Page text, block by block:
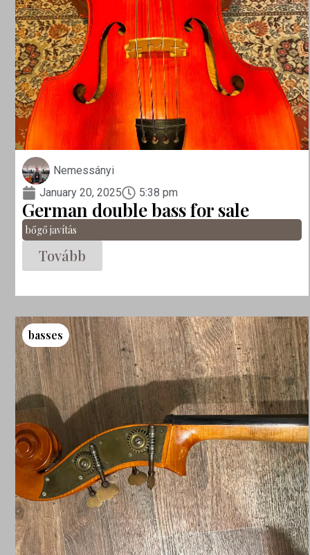
Nemessányi
January 20, 2025
5:38 pm
German double bass for sale
bőgő javítás
Tovább
basses